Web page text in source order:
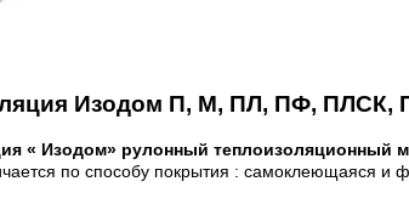
Изодом П, М, ПЛ, ПФ,
« Изодом» рулонный теплоизоляционный
по способу покрытия : самоклеющаяся и